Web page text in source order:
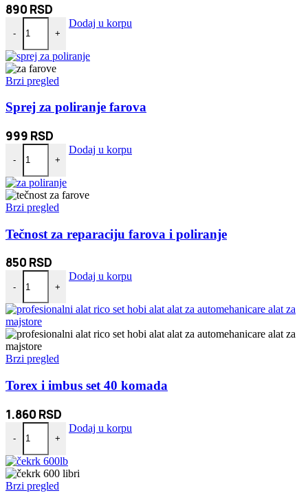
890 RSD
-
Set Oring Gumica 300 komada količina
+
Dodaj u korpu
Brzi pregled
Sprej za poliranje farova
999 RSD
-
Sprej za poliranje farova količina
+
Dodaj u korpu
Brzi pregled
Tečnost za reparaciju farova i poliranje
850 RSD
-
Tečnost za reparaciju farova i poliranje količina
+
Dodaj u korpu
Brzi pregled
Torex i imbus set 40 komada
1.860 RSD
-
Torex i imbus set 40 komada količina
+
Dodaj u korpu
Brzi pregled